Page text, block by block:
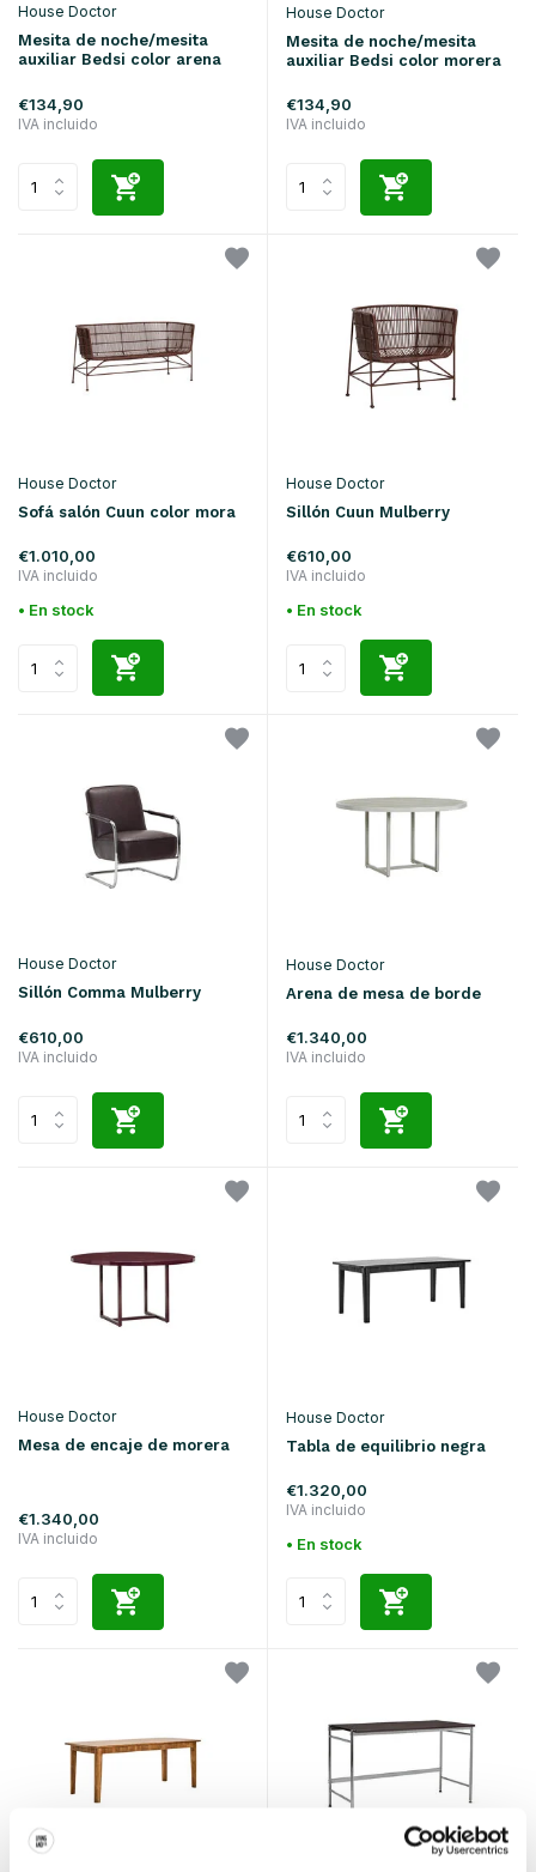
House Doctor
Mesita de noche/mesita
auxiliar Bedsi color arena
€134,90
IVA incluido
House Doctor
Mesita de noche/mesita
auxiliar Bedsi color morera
€134,90
IVA incluido
House Doctor
Sofá salón Cuun color mora
€1.010,00
IVA incluido
• En stock
House Doctor
Sillón Cuun Mulberry
€610,00
IVA incluido
• En stock
House Doctor
Sillón Comma Mulberry
€610,00
IVA incluido
House Doctor
Arena de mesa de borde
€1.340,00
IVA incluido
House Doctor
Mesa de encaje de morera
€1.340,00
IVA incluido
House Doctor
Tabla de equilibrio negra
€1.320,00
IVA incluido
• En stock